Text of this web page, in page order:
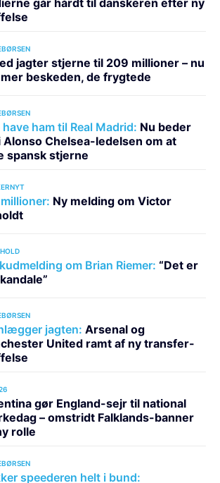
går hårdt til danskeren efter ny
jagter stjerne til 209 millioner – nu
beskeden, de frygtede
ham til Real Madrid: Nu beder
Alonso Chelsea-ledelsen om at
spansk stjerne
Ny melding om Victor
om Brian Riemer: “Det er
jagten: Arsenal og
United ramt af ny transfer-
gør England-sejr til national
– omstridt Falklands-banner
rolle
speederen helt i bund: